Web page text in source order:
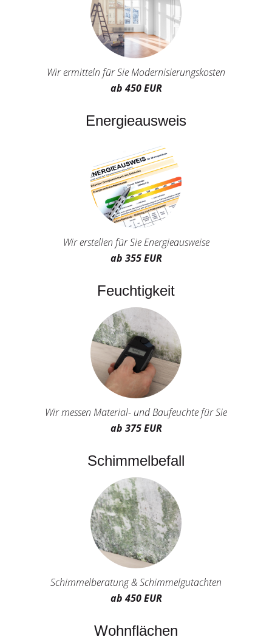
Wir ermitteln für Sie Modernisierungskosten
ab 450 EUR
Energieausweis
Wir erstellen für Sie Energieausweise
ab 355 EUR
Feuchtigkeit
Wir messen Material- und Baufeuchte für Sie
ab 375 EUR
Schimmelbefall
Schimmelberatung & Schimmelgutachten
ab 450 EUR
Wohnflächen